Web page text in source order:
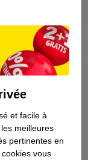
et facile à
meilleures
pertinentes en
vous